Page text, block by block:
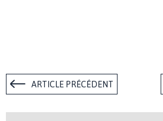
ARTICLE PRÉCÉDENT